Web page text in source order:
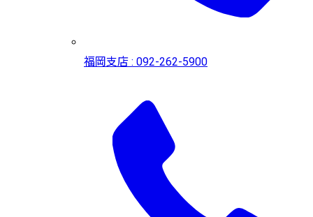
福岡支店 : 092-262-5900